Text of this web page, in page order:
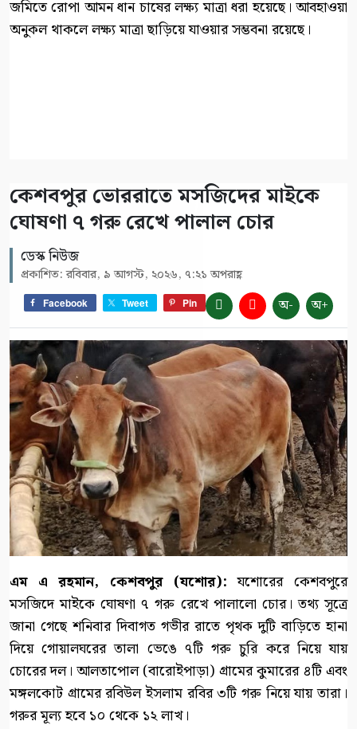
জমিতে রোপা আমন ধান চাষের লক্ষ্য মাত্রা ধরা হয়েছে। আবহাওয়া
অনুকল থাকলে লক্ষ্য মাত্রা ছাড়িয়ে যাওয়ার সম্ভবনা রয়েছে।
কেশবপুর ভোররাতে মসজিদের মাইকে
ঘোষণা ৭ গরু রেখে পালাল চোর
ডেস্ক নিউজ
প্রকাশিত: রবিবার, ৯ আগস্ট, ২০২৬, ৭:২১ অপরাহ্ণ
Facebook Tweet Pin অ- অ+
এম এ রহমান, কেশবপুর (যশোর): যশোরের কেশবপুরে
মসজিদে মাইকে ঘোষণা ৭ গরু রেখে পালালো চোর। তথ্য সূত্রে
জানা গেছে শনিবার দিবাগত গভীর রাতে পৃথক দুটি বাড়িতে হানা
দিয়ে গোয়ালঘরের তালা ভেঙে ৭টি গরু চুরি করে নিয়ে যায়
চোরের দল। আলতাপোল (বারোইপাড়া) গ্রামের কুমারের ৪টি এবং
মঙ্গলকোট গ্রামের রবিউল ইসলাম রবির ৩টি গরু নিয়ে যায় তারা।
গরুর মূল্য হবে ১০ থেকে ১২ লাখ।